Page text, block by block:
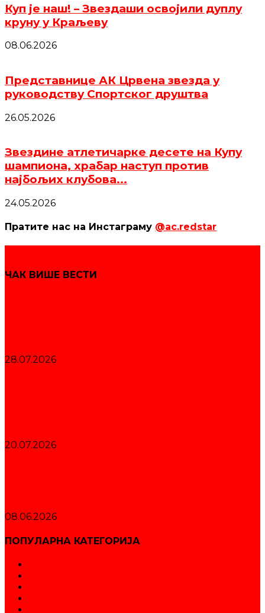
Куп је наш! – Звездаши освојили дуплу
круну у Краљеву
08.06.2026
Представнице АК Црвена звезда у
руководству Спортског друштва
26.05.2026
Звездине атлетичарке десете на Купу
шампиона, храбар наступ против
најбољих клубова...
24.05.2026
Пратите нас на Инстаграму @ac.redstar
ЧАК ВИШЕ ВЕСТИ
28.07.2026
20.07.2026
08.06.2026
ПОПУЛАРНА КАТЕГОРИЈА